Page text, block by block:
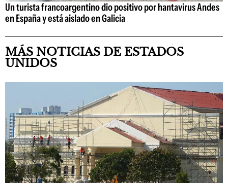
Un turista francoargentino dio positivo por hantavirus Andes
en España y está aislado en Galicia
MÁS NOTICIAS DE ESTADOS
UNIDOS